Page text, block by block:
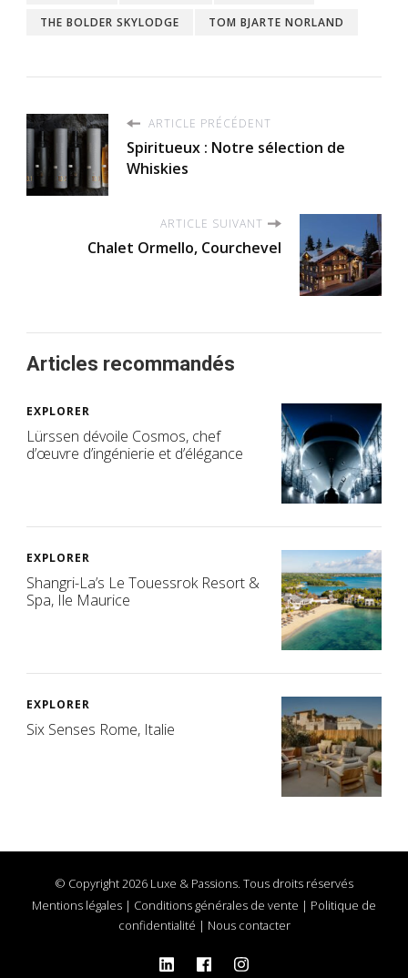
THE BOLDER SKYLODGE
TOM BJARTE NORLAND
ARTICLE PRÉCÉDENT
Spiritueux : Notre sélection de
Whiskies
ARTICLE SUIVANT
Chalet Ormello, Courchevel
Articles recommandés
EXPLORER
Lürssen dévoile Cosmos, chef
d’œuvre d’ingénierie et d’élégance
EXPLORER
Shangri-La’s Le Touessrok Resort &
Spa, Ile Maurice
EXPLORER
Six Senses Rome, Italie
© Copyright 2026 Luxe & Passions. Tous droits réservés
Mentions légales | Conditions générales de vente | Politique de
confidentialité | Nous contacter